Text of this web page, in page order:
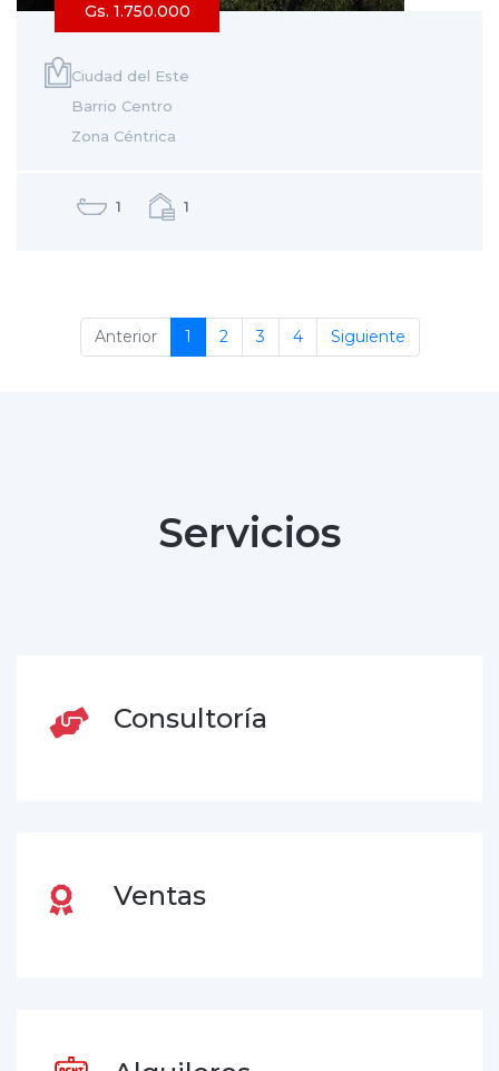
Gs. 1.750.000
Ciudad del Este
Barrio Centro
Zona Céntrica
1 1
Anterior 1 (current)
2(current)
3(current)
4(current)
Siguiente
Servicios
Consultoría
Ventas